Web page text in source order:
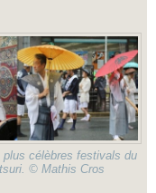
célèbres festivals du
© Mathis Cros